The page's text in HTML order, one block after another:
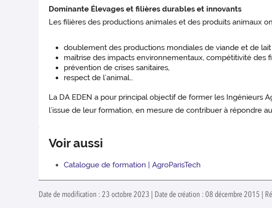
Dominante Élevages et filières durables et innovants
Les filières des productions animales et des produits animaux
doublement des productions mondiales de viande et de
maîtrise des impacts environnementaux, compétitivité des
prévention de crises sanitaires,
respect de l’animal…
La DA EDEN a pour principal objectif de former les Ingénieurs
l’issue de leur formation, en mesure de contribuer à répondre
Voir aussi
Catalogue de formation | AgroParisTech
Date de modification : 23 octobre 2023 | Date de création : 08 décembre 2015 |